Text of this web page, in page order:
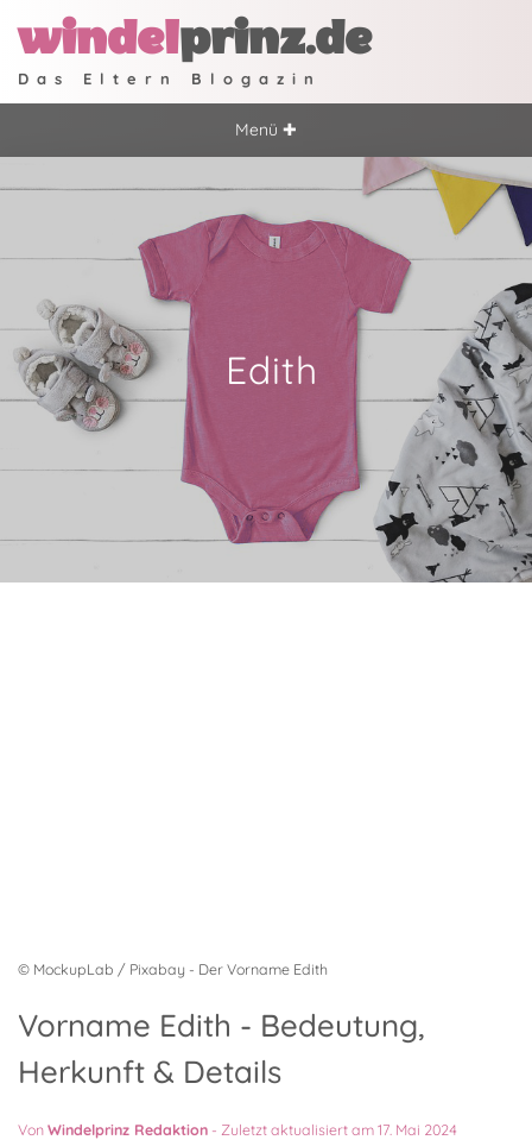
windelprinz.de
Das Eltern Blogazin
Menü ✚
Edith
© MockupLab / Pixabay - Der Vorname Edith
Vorname Edith - Bedeutung,
Herkunft & Details
VonWindelprinz Redaktion - Zuletzt aktualisiert am 17. Mai 2024